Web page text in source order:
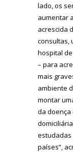
lado, os
aumentar
acrescida
consultas,
hospital
– para
mais
ambiente
montar
da doença
estudadas
países”,